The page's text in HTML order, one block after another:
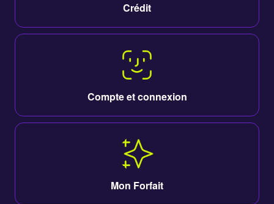
Crédit
Compte et connexion
Mon Forfait